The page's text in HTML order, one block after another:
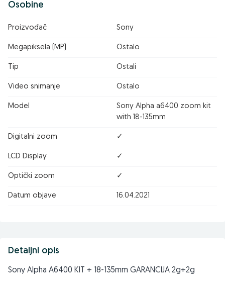
Osobine
Proizvođač Sony
Megapiksela (MP) Ostalo
Tip Ostali
Video snimanje Ostalo
Model
Sony Alpha a6400 zoom kit
with 18-135mm
Digitalni zoom ✓
LCD Display ✓
Optički zoom ✓
Datum objave 16.04.2021
Detaljni opis
Sony Alpha A6400 KIT + 18-135mm GARANCIJA 2g+2g